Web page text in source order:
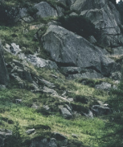
t
í